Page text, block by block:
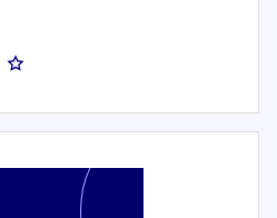
: Secrétaire général de mairie